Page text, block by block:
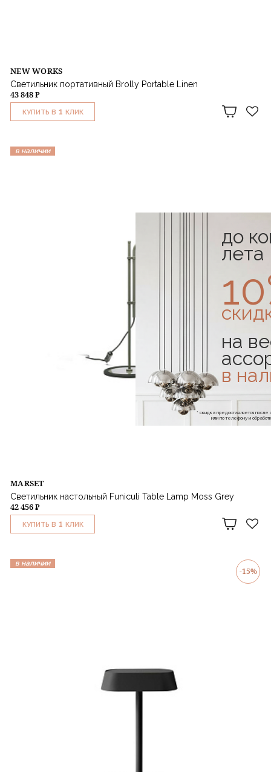
NEW WORKS
Светильник портативный Brolly Portable Linen
43 848 ₽
КУПИТЬ В 1 КЛИК
в наличии
MARSET
Светильник настольный Funiculi Table Lamp Moss Grey
42 456 ₽
КУПИТЬ В 1 КЛИК
в наличии
-15%
до
лета
на
в
* скидка предоставляется
или по телефону и